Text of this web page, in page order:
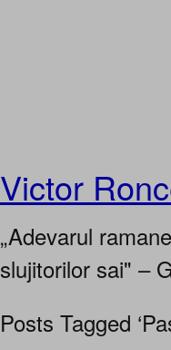
Victor
„Adevarul
slujitorilor sai" –
Posts Tagged